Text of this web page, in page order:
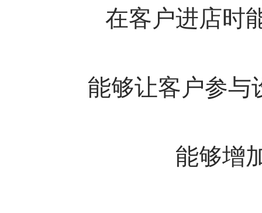
在客户进店时
能够让客户参与
能够增